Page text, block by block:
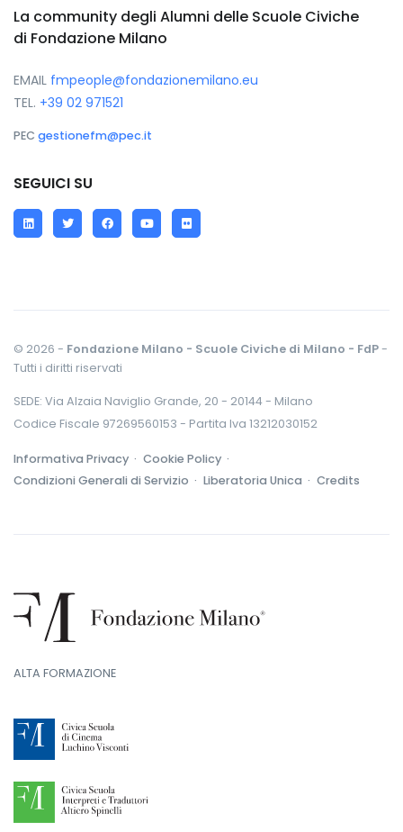
La community degli Alumni delle Scuole Civiche
di Fondazione Milano
EMAIL fmpeople@fondazionemilano.eu
TEL. +39 02 971521
PEC gestionefm@pec.it
SEGUICI SU
LinkedInTwitterFacebookYouTube
Flickr
© 2026 - Fondazione Milano - Scuole Civiche di Milano - FdP-
Tutti i diritti riservati
SEDE: Via Alzaia Naviglio Grande, 20 - 20144 - Milano
Codice Fiscale 97269560153 - Partita Iva 13212030152
Informativa Privacy · Cookie Policy ·
Condizioni Generali di Servizio · Liberatoria Unica · Credits
ALTA FORMAZIONE